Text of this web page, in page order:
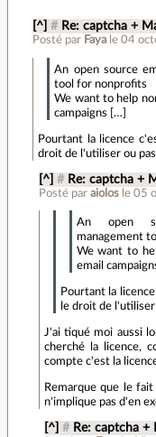
[^] # Re: captcha +
Posté par Faya le 04
An open source
tool for nonprofits
We want to help
campaigns […]
Pourtant la licence
droit de l'utiliser ou
[^] # Re: captcha +
Posté par aiolos le 05
An open
management
We want to
email
Pourtant la
le droit de
J'ai tiqué moi aussi
cherché la licence,
compte c'est la
Remarque que le
n'implique pas d'en
[^] # Re: captcha +